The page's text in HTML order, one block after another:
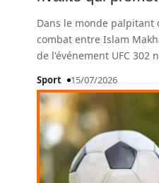
Dans le monde palpitant
combat entre Islam
de l'événement UFC 302
Sport 15/07/2026